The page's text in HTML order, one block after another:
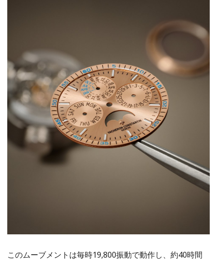
このムーブメントは毎時19,800振動で動作し、約40時間